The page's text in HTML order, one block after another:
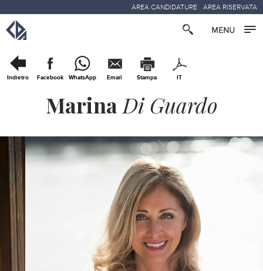
AREA CANDIDATURE AREA RISERVATA
Indietro Facebook WhatsApp Email Stampa IT
MarinaDi Guardo